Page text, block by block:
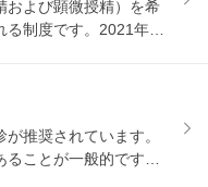
および顕微授精）を希
る制度です。2021年1
推奨されています。
ることが一般的です。